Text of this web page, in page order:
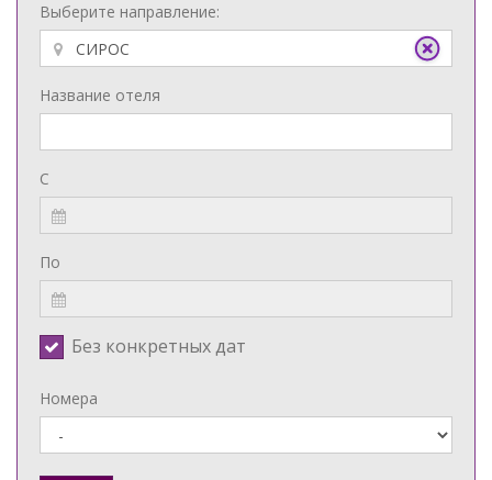
Выберите направление:
Название отеля
С
По
Без конкретных дат
Номера